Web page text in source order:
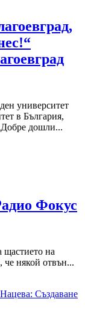
университет
в България,
дошли...
Фокус
щастието на
че някой отвън...